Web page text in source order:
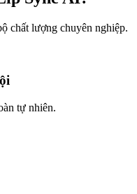
chất lượng chuyên nghiệp.
tự nhiên.